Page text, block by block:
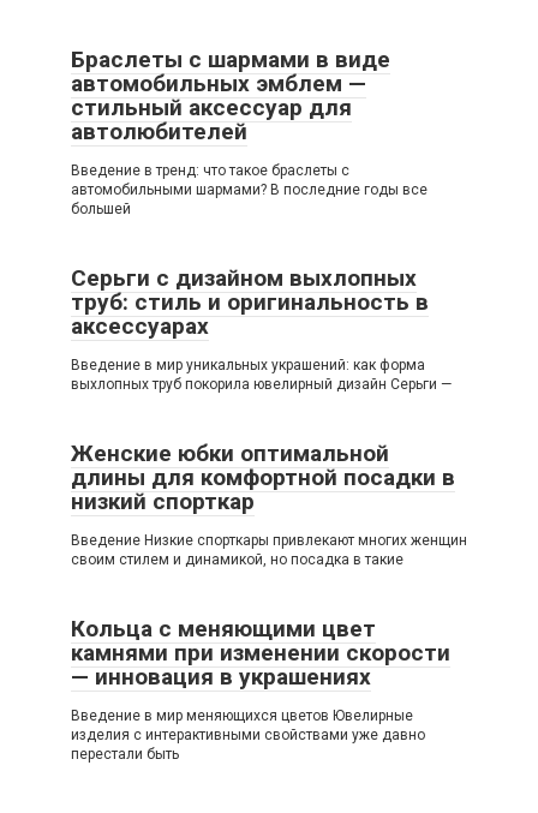
Браслеты с шармами в виде
автомобильных эмблем —
стильный аксессуар для
автолюбителей
Введение в тренд: что такое браслеты с
автомобильными шармами? В последние годы все
большей
Серьги с дизайном выхлопных
труб: стиль и оригинальность в
аксессуарах
Введение в мир уникальных украшений: как форма
выхлопных труб покорила ювелирный дизайн Серьги —
Женские юбки оптимальной
длины для комфортной посадки в
низкий спорткар
Введение Низкие спорткары привлекают многих женщин
своим стилем и динамикой, но посадка в такие
Кольца с меняющими цвет
камнями при изменении скорости
— инновация в украшениях
Введение в мир меняющихся цветов Ювелирные
изделия с интерактивными свойствами уже давно
перестали быть